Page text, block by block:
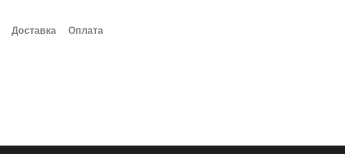
Доставка Оплата